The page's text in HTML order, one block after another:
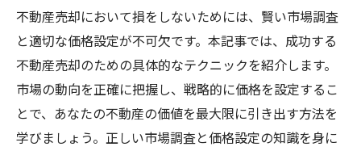
不動産売却において損をしないためには、賢い市場調査
と適切な価格設定が不可欠です。本記事では、成功する
不動産売却のための具体的なテクニックを紹介します。
市場の動向を正確に把握し、戦略的に価格を設定するこ
とで、あなたの不動産の価値を最大限に引き出す方法を
学びましょう。正しい市場調査と価格設定の知識を身に